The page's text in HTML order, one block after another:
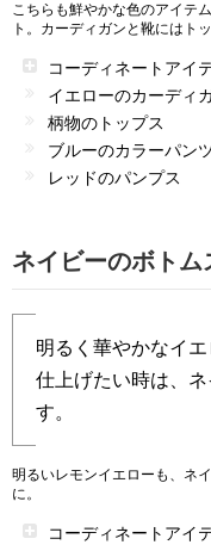
こちらも鮮やかな色のアイテ
ト。カーディガンと靴にはト
コーディネートアイ
イエローのカーディ
柄物のトップス
ブルーのカラーパン
レッドのパンプス
ネイビーのボトム
明るく華やかなイ
仕上げたい時は、
す。
明るいレモンイエローも、ネ
に。
コーディネートアイ